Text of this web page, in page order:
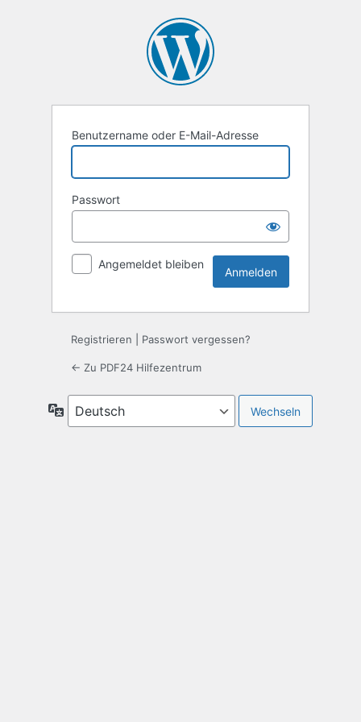
Benutzername oder E-Mail-Adresse
Passwort
Angemeldet bleiben
Registrieren Passwort vergessen?
← Zu PDF24 Hilfezentrum
Sprache